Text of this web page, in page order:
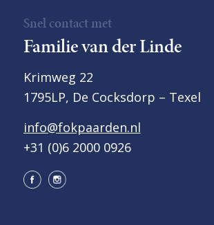
Snel contact met
Familie van der Linde
Krimweg 22
1795LP, De Cocksdorp – Texel
info@fokpaarden.nl
+31 (0)6 2000 0926